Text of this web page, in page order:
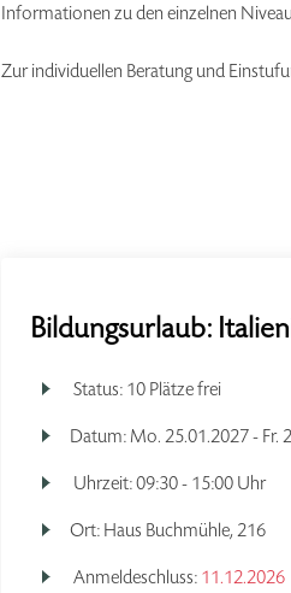
Informationen zu den einzelnen
Zur individuellen Beratung und
Bildungsurlaub:
Status: 10 Plätze frei
Datum: Mo. 25.01.2027 - Fr.
Uhrzeit:09:30 - 15:00 Uhr
Ort: Haus Buchmühle, 216
Anmeldeschluss: 11.12.2026